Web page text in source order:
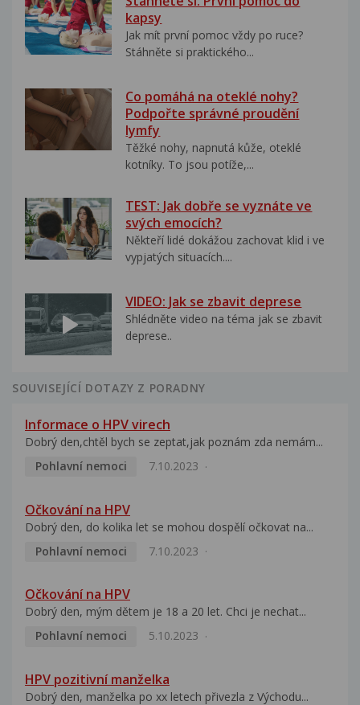
kapsy
Jak mít první pomoc vždy po ruce?
Stáhněte si praktického...
Co pomáhá na oteklé nohy?
Podpořte správné proudění
lymfy
Těžké nohy, napnutá kůže, oteklé
kotníky. To jsou potíže,...
TEST: Jak dobře se vyznáte ve
svých emocích?
Někteří lidé dokážou zachovat klid i ve
vypjatých situacích....
VIDEO: Jak se zbavit deprese
Shlédněte video na téma jak se zbavit
deprese..
SOUVISEJÍCÍ DOTAZY Z PORADNY
Informace o HPV virech
Dobrý den,chtěl bych se zeptat,jak poznám zda nemám...
Pohlavní nemoci
7.10.2023
Očkování na HPV
Dobrý den, do kolika let se mohou dospělí očkovat na...
Pohlavní nemoci
7.10.2023
Očkování na HPV
Dobrý den, mým dětem je 18 a 20 let. Chci je nechat...
Pohlavní nemoci
5.10.2023
HPV pozitivní manželka
Dobrý den, manželka po xx letech přivezla z Východu...